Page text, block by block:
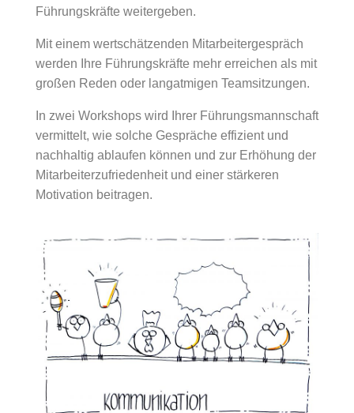
Führungskräfte weitergeben.
Mit einem wertschätzenden Mitarbeitergespräch
werden Ihre Führungskräfte mehr erreichen als mit
großen Reden oder langatmigen Teamsitzungen.
In zwei Workshops wird Ihrer Führungsmannschaft
vermittelt, wie solche Gespräche effizient und
nachhaltig ablaufen können und zur Erhöhung der
Mitarbeiterzufriedenheit und einer stärkeren
Motivation beitragen.